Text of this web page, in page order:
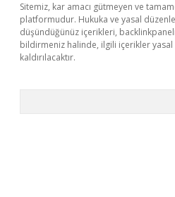
Sitemiz, kar amacı gütmeyen ve
platformudur. Hukuka ve yasal
düşündüğünüz içerikleri,
bildirmeniz halinde, ilgili içerikler
kaldırılacaktır.